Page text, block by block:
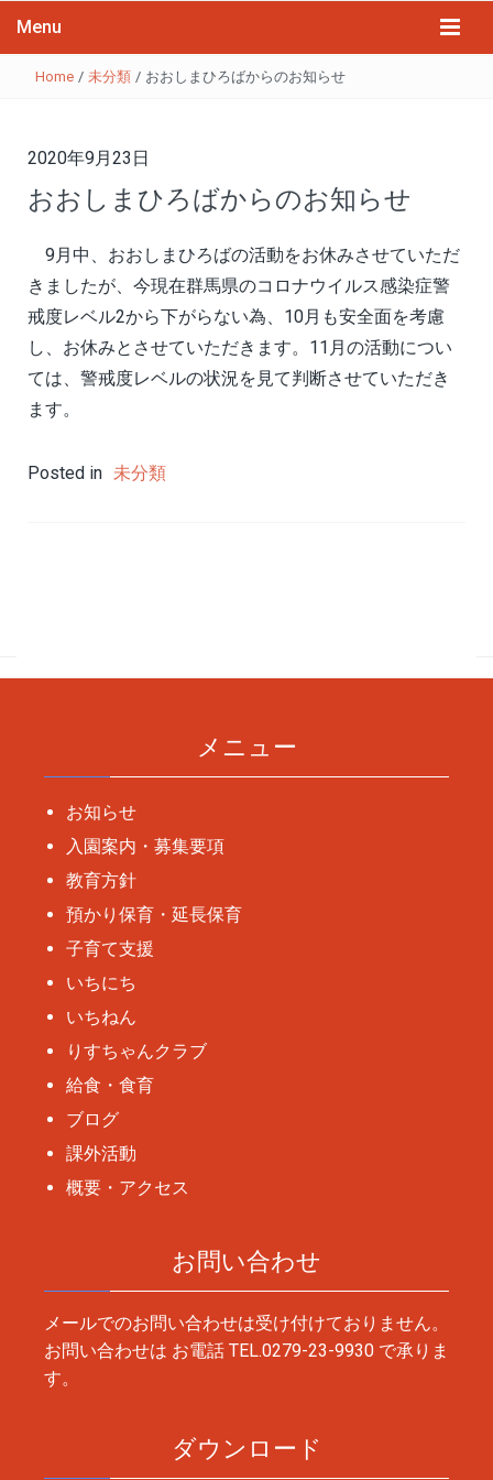
Menu
Home / 未分類 / おおしまひろばからのお知らせ
2020年9月23日
おおしまひろばからのお知らせ
9月中、おおしまひろばの活動をお休みさせていただ
きましたが、今現在群馬県のコロナウイルス感染症警
戒度レベル2から下がらない為、10月も安全面を考慮
し、お休みとさせていただきます。11月の活動につい
ては、警戒度レベルの状況を見て判断させていただき
ます。
Posted in 未分類
ビ
シ
ョ
ン
メニュー
お知らせ
入園案内・募集要項
教育方針
預かり保育・延長保育
子育て支援
いちにち
いちねん
りすちゃんクラブ
給食・食育
ブログ
課外活動
概要・アクセス
お問い合わせ
メールでのお問い合わせは受け付けておりません。
お問い合わせは お電話 TEL.0279-23-9930 で承りま
す。
ダウンロード